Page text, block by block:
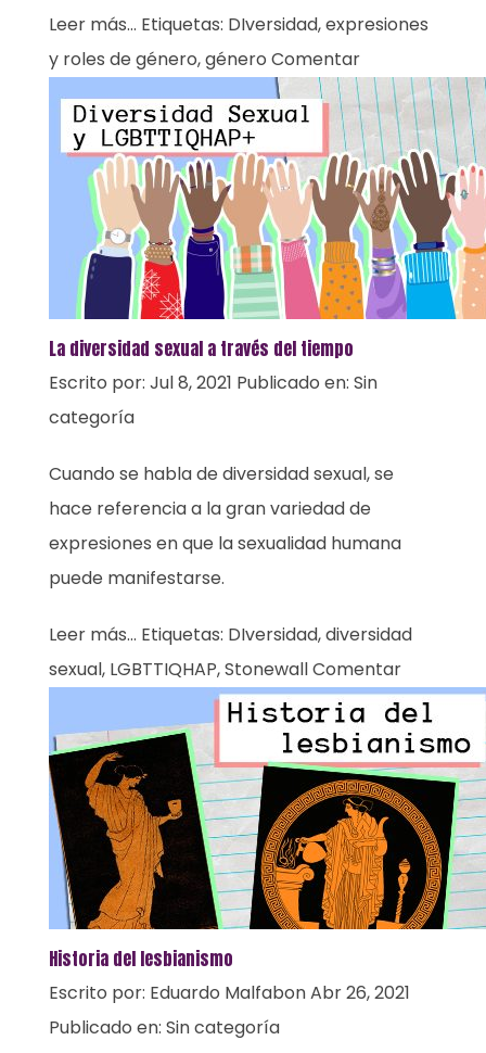
Leer más... Etiquetas: DIversidad,expresiones
y roles de género,género Comentar
La diversidad sexual a través del tiempo
Escrito por: Jul 8, 2021 Publicado en: Sin
categoría
Cuando se habla de diversidad sexual, se
hace referencia a la gran variedad de
expresiones en que la sexualidad humana
puede manifestarse.
Leer más... Etiquetas: DIversidad,diversidad
sexual, LGBTTIQHAP,StonewallComentar
Historia del lesbianismo
Escrito por: Eduardo MalfabonAbr 26, 2021
Publicado en: Sin categoría